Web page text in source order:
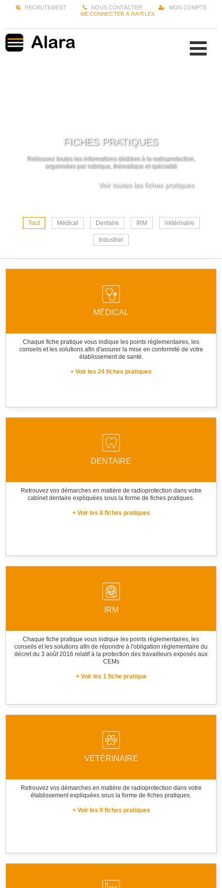
RECRUTEMENT NOUS CONTACTER
MON COMPTE
ME CONNECTER À RAYFLEX
FICHES PRATIQUES
Retrouvez toutes les informations dédiées à la radioprotection,
organisées par rubrique, thématique et spécialité
Voir toutes les fiches pratiques
Tout Médical Dentaire IRM Vétérinaire
Industriel
MÉDICAL
Chaque fiche pratique vous indique les points réglementaires, les
conseils et les solutions afin d'assurer la mise en conformité de votre
établissement de santé.
+ Voir les 24 fiches pratiques
DENTAIRE
Retrouvez vos démarches en matière de radioprotection dans votre
cabinet dentaire expliquées sous la forme de fiches pratiques.
+ Voir les 8 fiches pratiques
IRM
Chaque fiche pratique vous indique les points réglementaires, les
conseils et les solutions afin de répondre à l'obligation réglementaire du
décret du 3 août 2016 relatif à la protection des travailleurs exposés aux
CEMs
+ Voir les 1 fiche pratique
VÉTÉRINAIRE
Retrouvez vos démarches en matière de radioprotection dans votre
établissement expliquées sous la forme de fiches pratiques.
+ Voir les 0 fiches pratiques